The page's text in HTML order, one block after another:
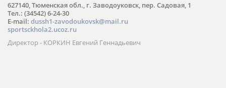
627140, Тюменская обл., г. Заводоуковск, пер. Садовая, 1
Тел.: (34542) 6-24-30
​E-mail: dussh1-zavodoukovsk@mail.ru
sportsckhola2.ucoz.ru
Директор - КОРКИН Евгений Геннадьевич